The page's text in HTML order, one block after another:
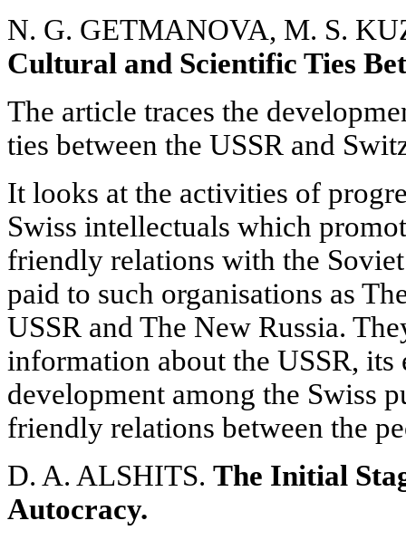
N. G. GETMANOVA, M. S.
Cultural and Scientific Ties
The article traces the
ties between the USSR and
It looks at the activities of
Swiss intellectuals which
friendly relations with the
paid to such organisations as
USSR and The New Russia.
information about the USSR,
development among the Swiss
friendly relations between the
D. A. ALSHITS. The Initial
Autocracy.